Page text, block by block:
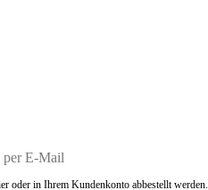
oder in Ihrem Kundenkonto abbestellt werden.